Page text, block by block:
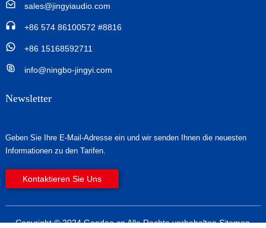
sales@jingyiaudio.com
+86 574 86100572 #8816
+86 15168592711
info@ningbo-jingyi.com
Newsletter
Geben Sie Ihre E-Mail-Adresse ein und wir senden Ihnen die neuesten
Informationen zu den Tarifen.
Kontaktieren Sie Uns
Copyright © 2024 Goodao.cn Alle Rechte vorbehaltenSitemap